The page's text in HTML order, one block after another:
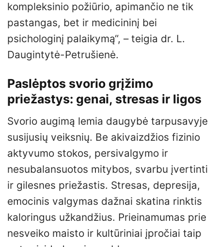
kompleksinio požiūrio, apimančio ne tik
pastangas, bet ir medicininį bei
psichologinį palaikymą“, – teigia dr. L.
Daugintytė-Petrušienė.
Paslėptos svorio grįžimo
priežastys: genai, stresas ir ligos
Svorio augimą lemia daugybė tarpusavyje
susijusių veiksnių. Be akivaizdžios fizinio
aktyvumo stokos, persivalgymo ir
nesubalansuotos mitybos, svarbu įvertinti
ir gilesnes priežastis. Stresas, depresija,
emocinis valgymas dažnai skatina rinktis
kaloringus užkandžius. Prieinamumas prie
nesveiko maisto ir kultūriniai įpročiai taip